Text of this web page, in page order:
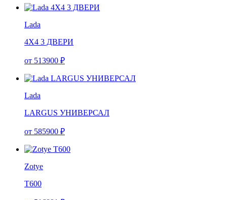
Lada
4X4 3 ДВЕРИ
от 513900 ₽
Lada
LARGUS УНИВЕРСАЛ
от 585900 ₽
Zotye
T600